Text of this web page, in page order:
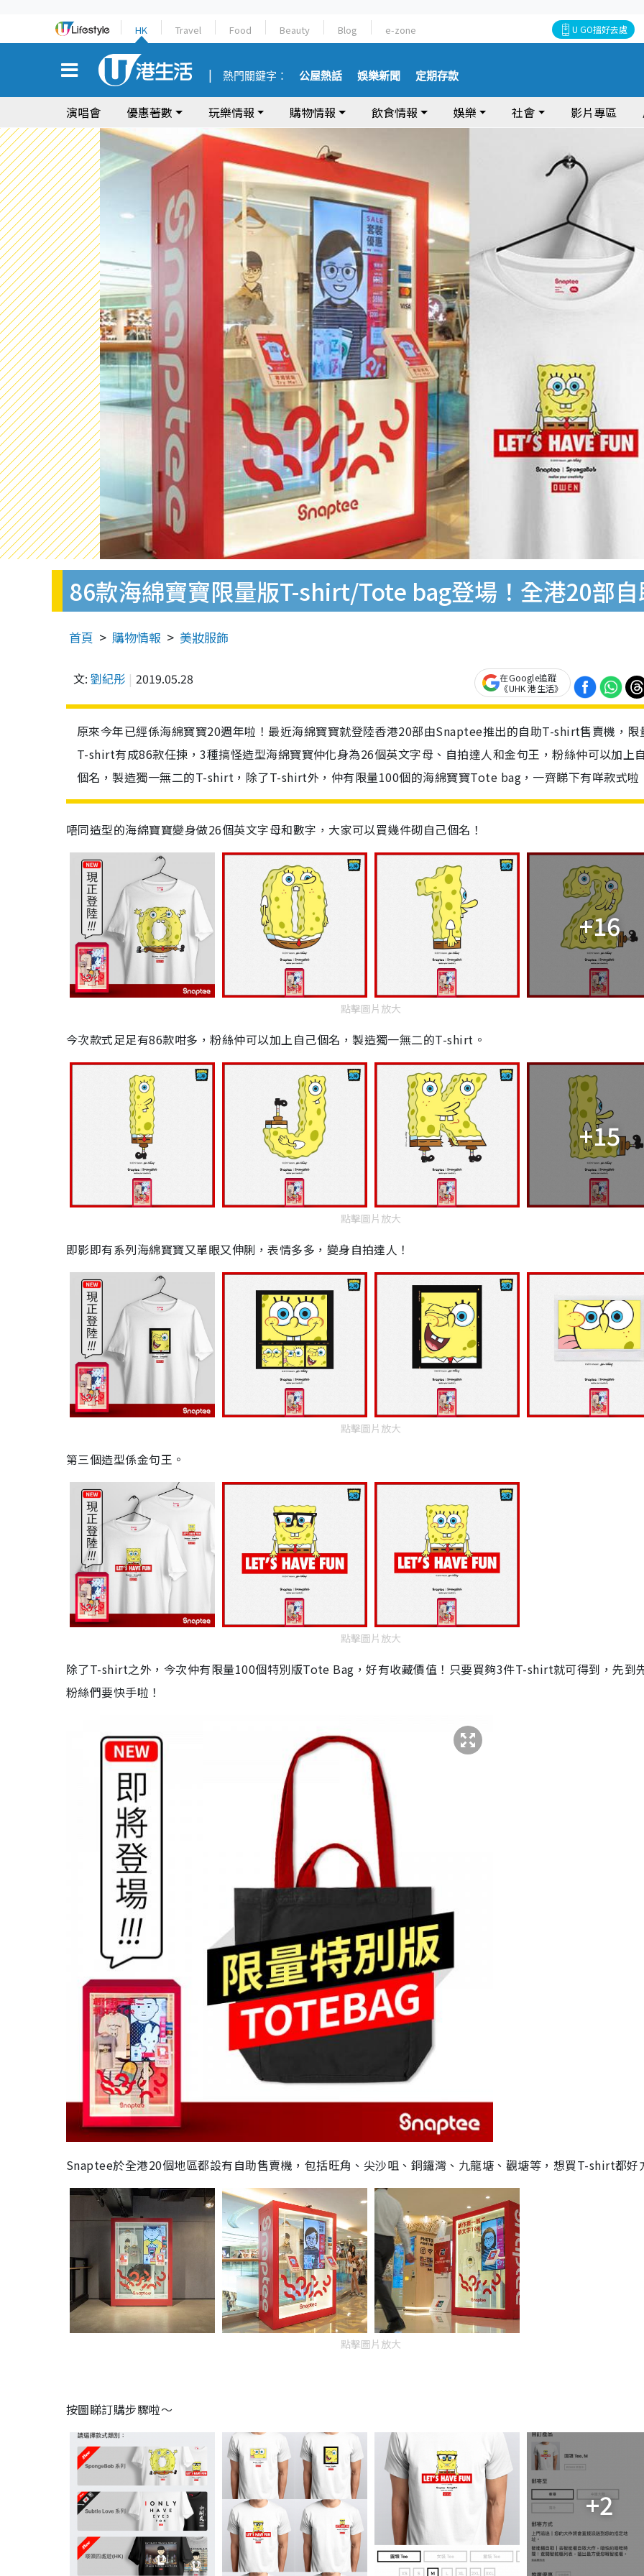
HK Travel Food Beauty Blog e-zone U GO搵好去處
熱門關鍵字： 公屋熱話 娛樂新聞 定期存款
演唱會 優惠著數 玩樂情報 購物情報 飲食情報 娛樂 社會 影片專區
86款海綿寶寶限量版T-shirt/Tote bag登場！全港20部
首頁 購物情報 美妝服飾
文: 劉紀彤 2019.05.28
在Google追蹤
《UHK 港生活》
原來今年已經係海綿寶寶20週年啦！最近海綿寶寶就登陸香港20部由Snaptee推出的自助T-shirt售賣機，限
T-shirt有成86款任揀，3種搞怪造型海綿寶寶仲化身為26個英文字母、自拍達人和金句王，粉絲仲可以加上
個名，製造獨一無二的T-shirt，除了T-shirt外，仲有限量100個的海綿寶寶Tote bag，一齊睇下有咩款式啦
唔同造型的海綿寶寶變身做26個英文字母和數字，大家可以買幾件砌自己個名！
+16
點擊圖片放大
今次款式足足有86款咁多，粉絲仲可以加上自己個名，製造獨一無二的T-shirt 。
+15
點擊圖片放大
即影即有系列海綿寶寶又單眼又伸脷，表情多多， 變身自拍達人！
點擊圖片放大
第三個造型係金句王 。
點擊圖片放大
除了T-shirt之外，今次仲有限量100個特別版Tote Bag ，好有收藏價值！只要買夠3件T-shirt就可得到，先到
粉絲們要快手啦 ！
Snaptee於全港20個地區都設有自助售賣機，包括旺角、尖沙咀、銅鑼灣、九龍塘、觀塘等， 想買T-shirt都好
點擊圖片放大
按圖睇訂購步驟啦～
+2